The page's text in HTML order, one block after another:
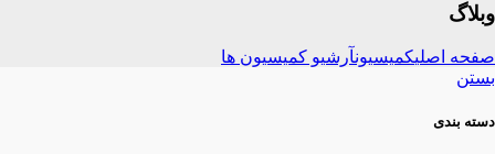
وبلاگ
صفحه اصلیکمیسیونآرشیو کمیسیون ها
بستن
دسته بندی